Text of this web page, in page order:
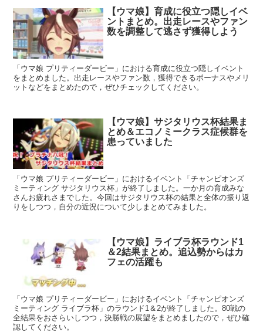
【ウマ娘】育成に役立つ隠しイベ
ントまとめ。出走レースやファン
数を調整して逃さず獲得しよう
「ウマ娘 プリティーダービー」における育成に役立つ隠しイベント
をまとめました。出走レースやファン数，獲得できるボーナスやメリ
ットなどをまとめたので，ぜひチェックしてください。
【ウマ娘】サジタリウス杯結果ま
とめ＆エコノミークラス症候群を
患っていました
「ウマ娘 プリティーダービー」におけるイベント「チャンピオンズ
ミーティング サジタリウス杯」が終了しました。一か月の育成みな
さんお疲れさまでした。今回はサジタリウス杯の結果と全体の振り返
りをしつつ，自分の近況について少しまとめてみました。
【ウマ娘】ライブラ杯ラウンド1
＆2結果まとめ。追込勢からはカ
フェの活躍も
「ウマ娘 プリティーダービー」におけるイベント「チャンピオンズ
ミーティング ライブラ杯」のラウンド1＆2が終了しました。80戦の
全結果をおさらいしつつ，決勝戦の展望をまとめましたので，ぜひ確
認してください。